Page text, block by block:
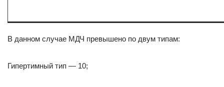
В данном случае МДЧ превышено по двум типам:
Гипертимный тип — 10;